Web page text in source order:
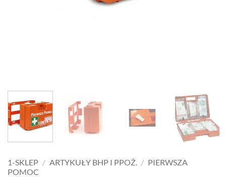
1-SKLEP / ARTYKUŁY BHP I PPOŻ. / PIERWSZA
POMOC